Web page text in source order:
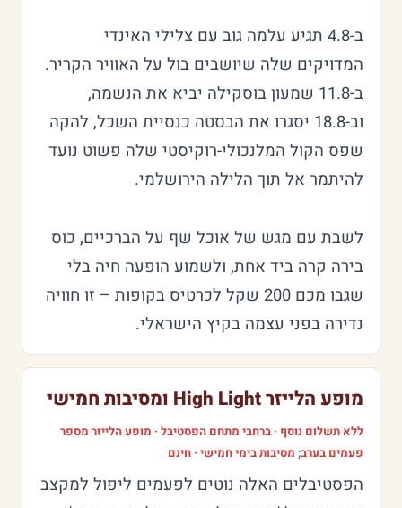
ב-4.8 תגיע עלמה גוב עם צלילי האינדי
המדויקים שלה שיושבים בול על האוויר הקריר.
ב-11.8 שמעון בוסקילה יביא את הנשמה,
וב-18.8 יסגרו את הבסטה כנסיית השכל, להקה
שפס הקול המלנכולי-רוקיסטי שלה פשוט נועד
להיתמר אל תוך הלילה הירושלמי.
לשבת עם מגש של אוכל שף על הברכיים, כוס
בירה קרה ביד אחת, ולשמוע הופעה חיה בלי
שגבו מכם 200 שקל לכרטיס בקופות – זו חוויה
נדירה בפני עצמה בקיץ הישראלי.
מופע הלייזר High Light ומסיבות חמישי
ללא תשלום נוסף · ברחבי מתחם הפסטיבל · מופע הלייזר מספר
פעמים בערב; מסיבות בימי חמישי · חינם
הפסטיבלים האלה נוטים לפעמים ליפול למקצב